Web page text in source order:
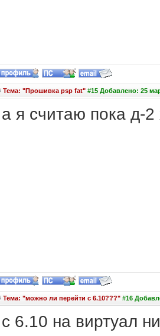
Тема: "Прошивка psp fat"#15 Добавлено: 25
а я считаю пока д-2
Тема: "можно ли перейти с 6.10???"#16
c 6.10 на виртуал